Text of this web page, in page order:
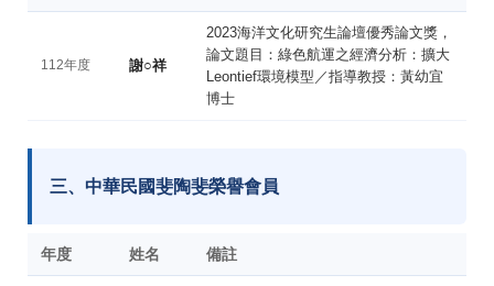
112年度 謝○祥
2023海洋文化研究生論壇優秀論文獎，
論文題目：綠色航運之經濟分析：擴大
Leontief環境模型／指導教授：黃幼宜
博士
三、中華民國斐陶斐榮譽會員
年度 姓名 備註